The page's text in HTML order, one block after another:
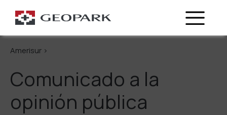
Regresa
Amerisur >
Comunicado a la
opinión pública